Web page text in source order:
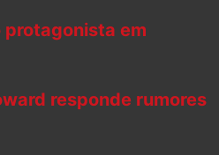
protagonista em
responde rumores